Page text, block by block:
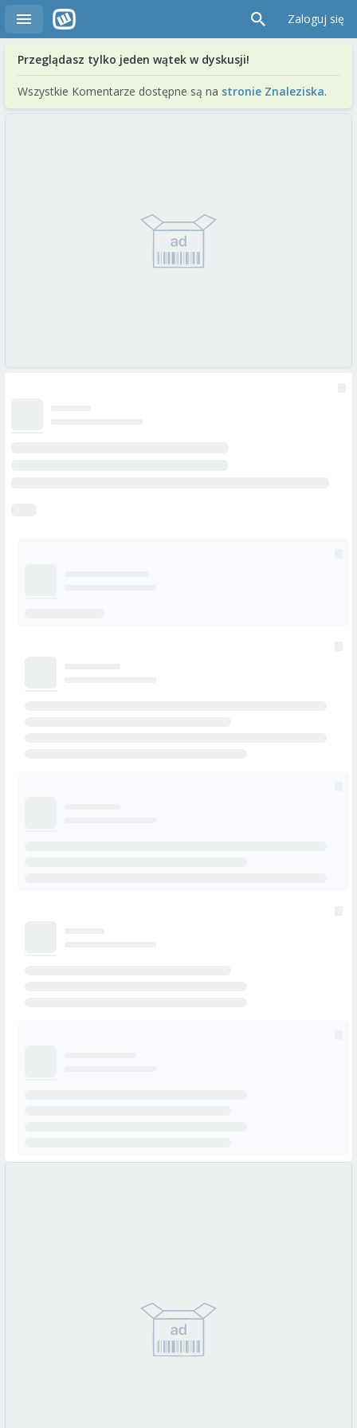
Zaloguj się
Przeglądasz tylko jeden wątek w dyskusji!
Wszystkie Komentarze dostępne są na stronie Znaleziska.